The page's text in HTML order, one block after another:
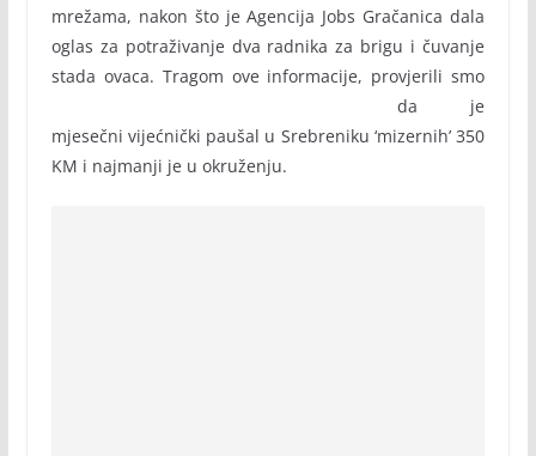
mrežama, nakon što je Agencija Jobs Gračanica dala
oglas za potraživanje dva radnika za brigu i čuvanje
stada ovaca. Tragom ove informacije, provjerili smo
da je
mjesečni vijećnički paušal u Srebreniku ‘mizernih’ 350
KM i najmanji je u okruženju.